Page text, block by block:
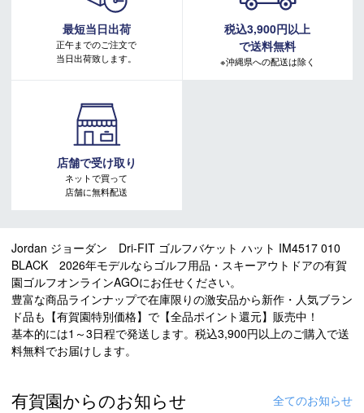
最短当日出荷
正午までのご注文で
当日出荷致します。
税込3,900円以上
で送料無料
※沖縄県への配送は除く
店舗で受け取り
ネットで買って
店舗に無料配送
Jordan ジョーダン Dri-FIT ゴルフバケット ハット IM4517 010
BLACK 2026年モデルならゴルフ用品・スキーアウトドアの有賀
園ゴルフオンラインAGOにお任せください。
豊富な商品ラインナップで在庫限りの激安品から新作・人気ブラン
ド品も【有賀園特別価格】で【全品ポイント還元】販売中！
基本的には1～3日程で発送します。税込3,900円以上のご購入で送
料無料でお届けします。
有賀園からのお知らせ 全てのお知らせ